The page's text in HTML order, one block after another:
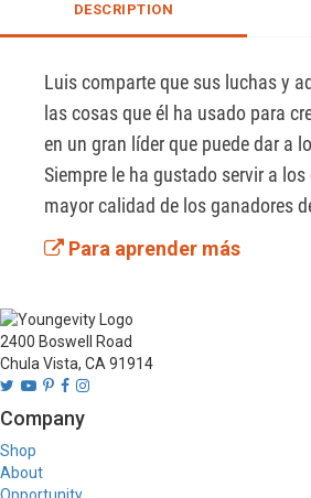
DESCRIPTION
Luis comparte que sus luchas y
las cosas que él ha usado para
en un gran líder que puede dar a
Siempre le ha gustado servir a
mayor calidad de los ganadores
Para aprender más
2400 Boswell Road
Chula Vista, CA 91914
Company
Shop
About
Opportunity